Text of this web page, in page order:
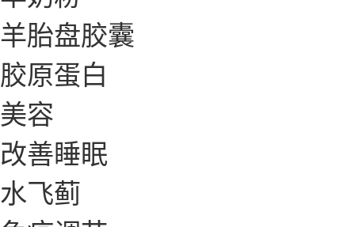
羊胎盘胶囊
胶原蛋白
美容
改善睡眠
水飞蓟